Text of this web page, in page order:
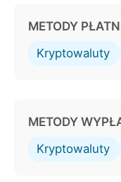
METODY
Kryptowaluty
METODY
Kryptowaluty